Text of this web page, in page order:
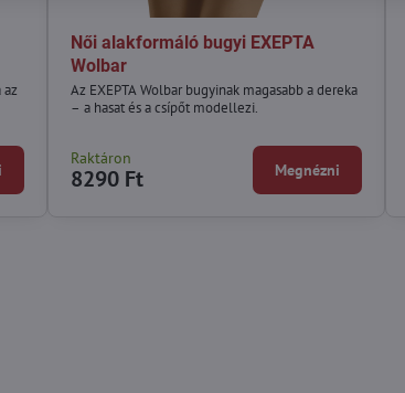
Női alakformáló bugyi EXEPTA
Wolbar
Az EXEPTA Wolbar bugyinak magasabb a dereka
– a hasat és a csípőt modellezi.
Raktáron
8290 Ft Megnézni